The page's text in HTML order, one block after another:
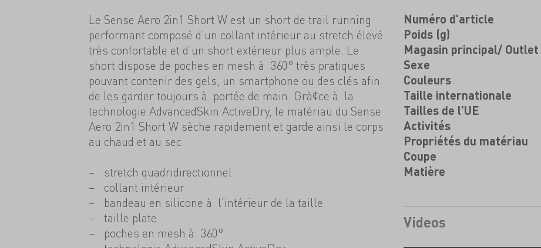
Le Sense Aero 2in1 Short W est un short de trail running
performant composé d'un collant intérieur au stretch élevé
très confortable et d'un short extérieur plus ample. Le
short dispose de poches en mesh à 360° très pratiques
pouvant contenir des gels, un smartphone ou des clés afin
de les garder toujours à portée de main. Grà¢ce à la
technologie AdvancedSkin ActiveDry, le matériau du Sense
Aero 2in1 Short W sèche rapidement et garde ainsi le corps
au chaud et au sec.
stretch quadridirectionnel
collant intérieur
bandeau en silicone à l'intérieur de la taille
taille plate
poches en mesh à 360°
Numéro d'article
Poids (g)
Magasin principal/ Outlet
Sexe
Couleurs
Taille internationale
Tailles de l'UE
Activités
Propriétés du matériau
Coupe
Matière
Videos